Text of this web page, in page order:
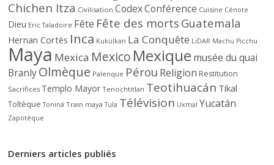
Chichen Itza Civilisation CodexConférence Cuisine Cénote
Dieu Eric Taladoire Fête Fête des morts Guatemala
Hernan Cortès Inca Kukulkan La Conquête LiDAR Machu Picchu
Maya Mexica Mexico Mexique musée du quai
BranlyOlmèque Palenque Pérou Religion Restitution
Sacrifices Templo Mayor Tenochtitlan Teotihuacán Tikal
Toltèque Toniná Train maya Tula Télévision Uxmal Yucatán
Zapotèque
Derniers articles publiés